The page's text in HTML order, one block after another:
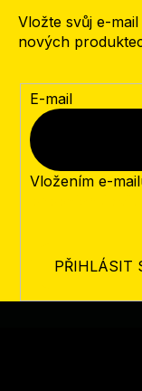
Vložte svůj e-
nových
E-mail
Vložením e-
PŘIHLÁSIT